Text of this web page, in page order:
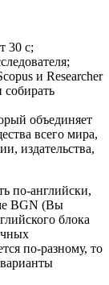
30 с;
и Researcher
собирать
объединяет
всего мира,
издательства,
по-английски,
BGN (Вы
блока
по-разному, то
варианты